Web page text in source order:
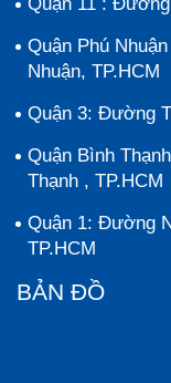
Quận Phú
Nhuận, TP.HCM
Quận 3: Đường
Quận Bình
Thạnh , TP.HCM
Quận 1: Đường
TP.HCM
BẢN ĐỒ